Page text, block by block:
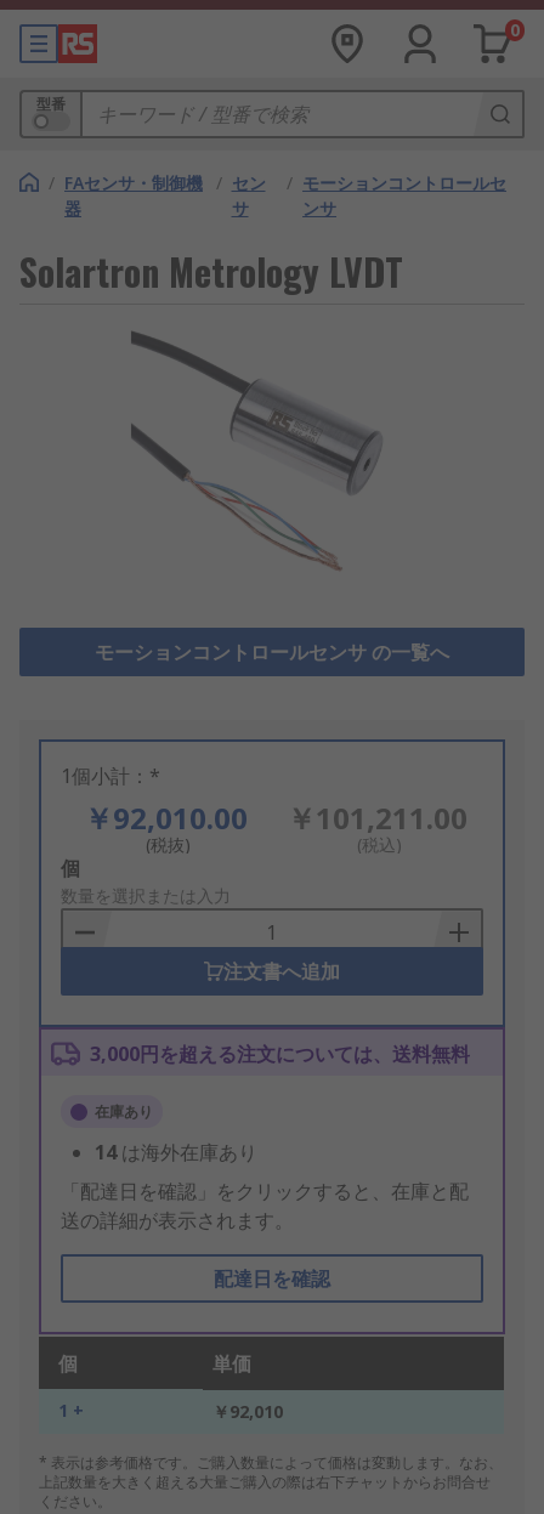
0
型番
/ FAセンサ・制御機
器
/ セン
サ
/ モーションコントロールセ
ンサ
Solartron Metrology LVDT
モーションコントロールセンサ の一覧へ
1個小計：*
￥92,010.00
(税抜)
￥101,211.00
(税込)
Add
to
Basket
個
数量を選択または入力
注文書へ追加
3,000円を超える注文については、送料無料
在庫あり
14は海外在庫あり
「配達日を確認」をクリックすると、在庫と配
送の詳細が表示されます。
配達日を確認
個 単価
1 + ￥92,010
* 表示は参考価格です。ご購入数量によって価格は変動します。なお、
上記数量を大きく超える大量ご購入の際は右下チャットからお問合せ
ください。